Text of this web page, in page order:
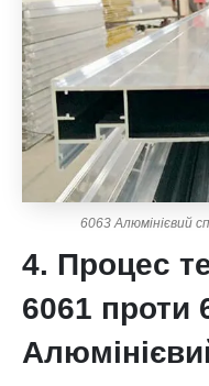
6063 Алюмінієвий
4. Процес
6061 проти